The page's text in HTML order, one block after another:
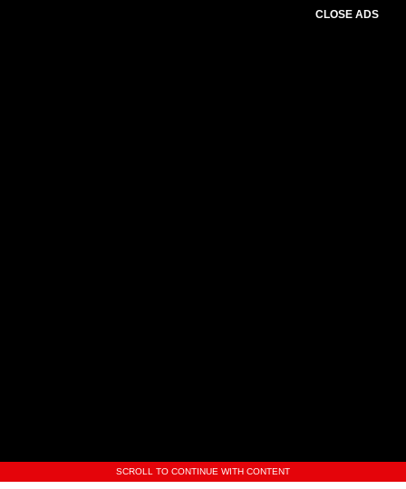
CLOSE ADS
SCROLL TO CONTINUE WITH CONTENT